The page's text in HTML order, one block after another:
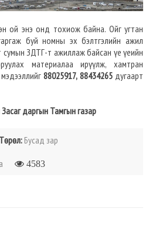
ой энэ онд тохиож байна. Ойг угтан
буй номны эх бэлтгэлийн ажил
ЗДТГ-т ажиллаж байсан үе үеийн
материалаа ирүүлж, хамтран
88025917, 88434265 дугаарт
даргын Тамгын газар
Төрөл: Бусад зар
4583